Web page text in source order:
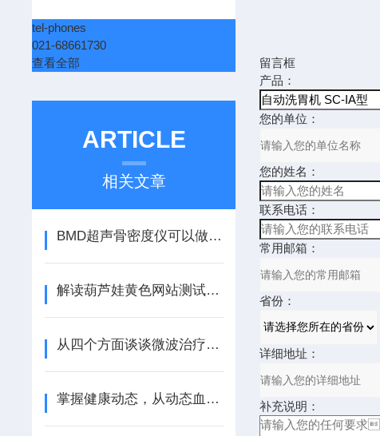
tel-phones
021-68661730
查看全部
ARTICLE
相关文章
BMD超声骨密度仪可以做桡骨检测和跟骨检测
解读葫芦娃黄色网站测试的六个关键指标
从四个方面谈谈微波治疗仪的组成结构
掌握健康动态，从动态血压监测仪开始
留言框
产品：
您的单位：
您的姓名：
联系电话：
常用邮箱：
省份：
详细地址：
补充说明：